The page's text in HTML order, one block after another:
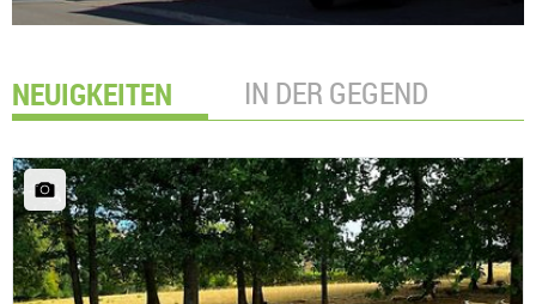
NEUIGKEITEN IN DER GEGEND